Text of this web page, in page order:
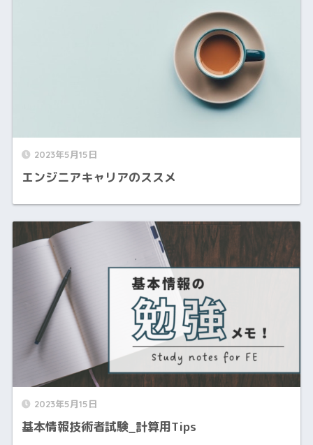
2023年5月15日
エンジニアキャリアのススメ
2023年5月15日
基本情報技術者試験_計算用Tips